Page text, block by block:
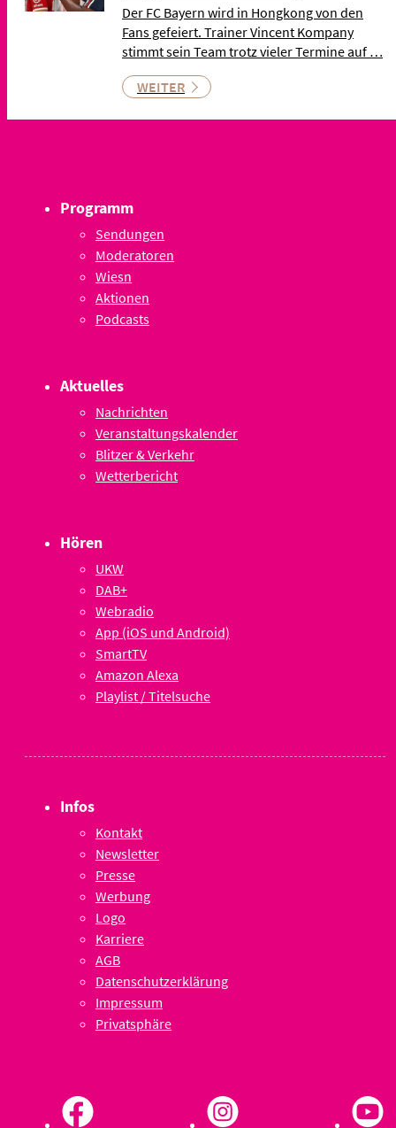
Der FC Bayern wird in Hongkong von den
Fans gefeiert. Trainer Vincent Kompany
stimmt sein Team trotz vieler Termine auf …
WEITER
Programm
Sendungen
Moderatoren
Wiesn
Aktionen
Podcasts
Aktuelles
Nachrichten
Veranstaltungskalender
Blitzer & Verkehr
Wetterbericht
Hören
UKW
DAB+
Webradio
App (iOS und Android)
SmartTV
Amazon Alexa
Playlist / Titelsuche
Infos
Kontakt
Newsletter
Presse
Werbung
Logo
Karriere
AGB
Datenschutzerklärung
Impressum
Privatsphäre